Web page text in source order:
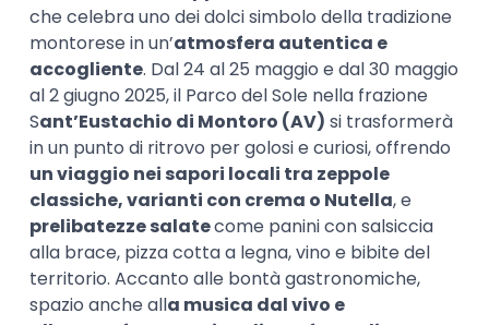
che celebra uno dei dolci simbolo della tradizione
montorese in un’atmosfera autentica e
accogliente. Dal 24 al 25 maggio e dal 30 maggio
al 2 giugno 2025, il Parco del Sole nella frazione
Sant’Eustachio di Montoro (AV) si trasformerà
in un punto di ritrovo per golosi e curiosi, offrendo
un viaggio nei sapori locali tra zeppole
classiche, varianti con crema o Nutella, e
prelibatezze salatecome panini con salsiccia
alla brace, pizza cotta a legna, vino e bibite del
territorio. Accanto alle bontà gastronomiche,
spazio anche alla musica dal vivo e